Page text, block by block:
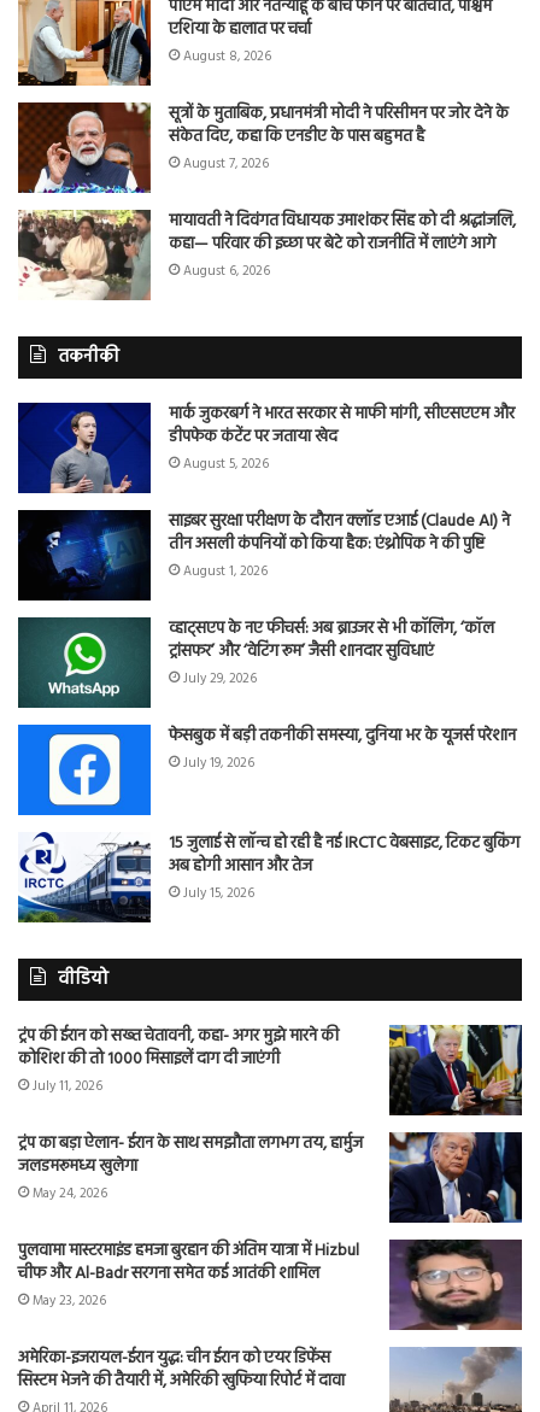
पीएम मोदी और नेतन्याहू के बीच फोन पर बातचीत, पश्चिम
एशिया के हालात पर चर्चा
August 8, 2026
सूत्रों के मुताबिक, प्रधानमंत्री मोदी ने परिसीमन पर जोर देने के
संकेत दिए, कहा कि एनडीए के पास बहुमत है
August 7, 2026
मायावती ने दिवंगत विधायक उमाशंकर सिंह को दी श्रद्धांजलि,
कहा— परिवार की इच्छा पर बेटे को राजनीति में लाएंगे आगे
August 6, 2026
तकनीकी
मार्क जुकरबर्ग ने भारत सरकार से माफी मांगी, सीएसएएम और
डीपफेक कंटेंट पर जताया खेद
August 5, 2026
साइबर सुरक्षा परीक्षण के दौरान क्लॉड एआई (Claude AI) ने
तीन असली कंपनियों को किया हैक: एंथ्रोपिक ने की पुष्टि
August 1, 2026
व्हाट्सएप के नए फीचर्स: अब ब्राउजर से भी कॉलिंग, ‘कॉल
ट्रांसफर’ और ‘वेटिंग रूम’ जैसी शानदार सुविधाएं
July 29, 2026
फेसबुक में बड़ी तकनीकी समस्या, दुनिया भर के यूजर्स परेशान
July 19, 2026
15 जुलाई से लॉन्च हो रही है नई IRCTC वेबसाइट, टिकट बुकिंग
अब होगी आसान और तेज
July 15, 2026
वीडियो
ट्रंप की ईरान को सख्त चेतावनी, कहा- अगर मुझे मारने की
कोशिश की तो 1000 मिसाइलें दाग दी जाएंगी
July 11, 2026
ट्रंप का बड़ा ऐलान- ईरान के साथ समझौता लगभग तय, हार्मुज
जलडमरूमध्य खुलेगा
May 24, 2026
पुलवामा मास्टरमाइंड हमजा बुरहान की अंतिम यात्रा में Hizbul
चीफ और Al-Badr सरगना समेत कई आतंकी शामिल
May 23, 2026
अमेरिका-इजरायल-ईरान युद्ध: चीन ईरान को एयर डिफेंस
सिस्टम भेजने की तैयारी में, अमेरिकी खुफिया रिपोर्ट में दावा